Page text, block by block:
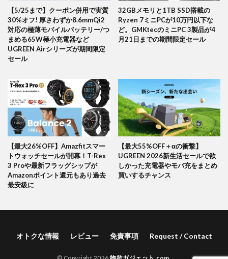
【5/25まで】クーポン併用で実質
30%オフ! 厚さわずか8.6mmQi2
対応の極薄モバイルバッテリー/つ
まめる65W極小充電器など
UGREEN Airシリーズが期間限定
セール
32GBメモリと1TB SSD搭載の
Ryzen 7ミニPCが10万円以下な
ど。GMKtecのミニPC 3製品が4
月21日までの期間限定セール
【最大26%OFF】Amazfitスマー
トウォッチセールが開幕！T-Rex
3 Proや最新フラッグシップが
Amazonポイント還元もあり過去
最安級に
【最大55%OFF＋αの衝撃】
UGREEN 2026新生活セールで欲
しかった充電器やモバ充をまとめ
買いするチャンス
オトクな情報 レビュー 免責事項 Request / Contact